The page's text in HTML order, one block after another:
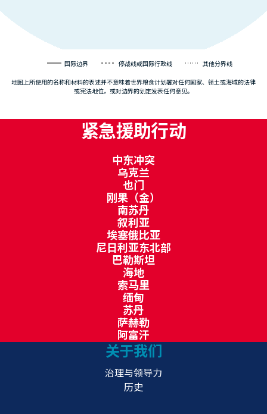
国际边界 停战线或国际行政线 其他分界线
地图上所使用的名称和材料的表述并不意味着世界粮食计划署对任何国家、领土或海域的法律
或宪法地位，或对边界的划定发表任何意见。
紧急援助行动
中东冲突
乌克兰
也门
刚果（金）
南苏丹
叙利亚
埃塞俄比亚
尼日利亚东北部
巴勒斯坦
海地
索马里
缅甸
苏丹
萨赫勒
阿富汗
关于我们
治理与领导力
历史